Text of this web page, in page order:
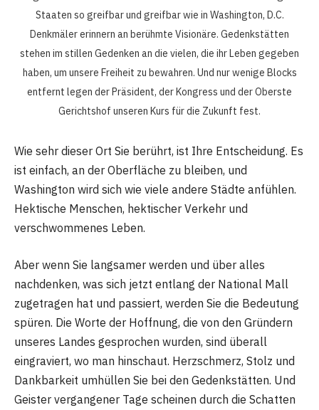
Staaten so greifbar und greifbar wie in Washington, D.C.
Denkmäler erinnern an berühmte Visionäre. Gedenkstätten
stehen im stillen Gedenken an die vielen, die ihr Leben gegeben
haben, um unsere Freiheit zu bewahren. Und nur wenige Blocks
entfernt legen der Präsident, der Kongress und der Oberste
Gerichtshof unseren Kurs für die Zukunft fest.
Wie sehr dieser Ort Sie berührt, ist Ihre Entscheidung. Es
ist einfach, an der Oberfläche zu bleiben, und
Washington wird sich wie viele andere Städte anfühlen.
Hektische Menschen, hektischer Verkehr und
verschwommenes Leben.
Aber wenn Sie langsamer werden und über alles
nachdenken, was sich jetzt entlang der National Mall
zugetragen hat und passiert, werden Sie die Bedeutung
spüren. Die Worte der Hoffnung, die von den Gründern
unseres Landes gesprochen wurden, sind überall
eingraviert, wo man hinschaut. Herzschmerz, Stolz und
Dankbarkeit umhüllen Sie bei den Gedenkstätten. Und
Geister vergangener Tage scheinen durch die Schatten